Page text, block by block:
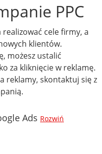
PPC
realizować cele firmy, a
klientów.
możesz ustalić
za kliknięcie w reklamę.
reklamy, skontaktuj się z
Ads Rozwiń